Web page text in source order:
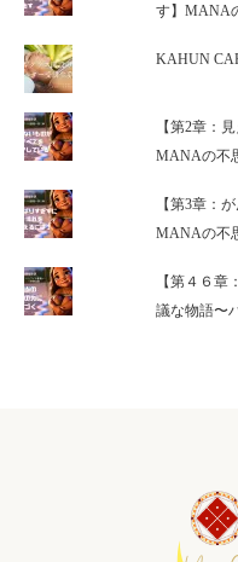
す】MANA
KAHUN
【第2章：
MANAの不
【第3章：
MANAの不
【第４６
議な物語〜